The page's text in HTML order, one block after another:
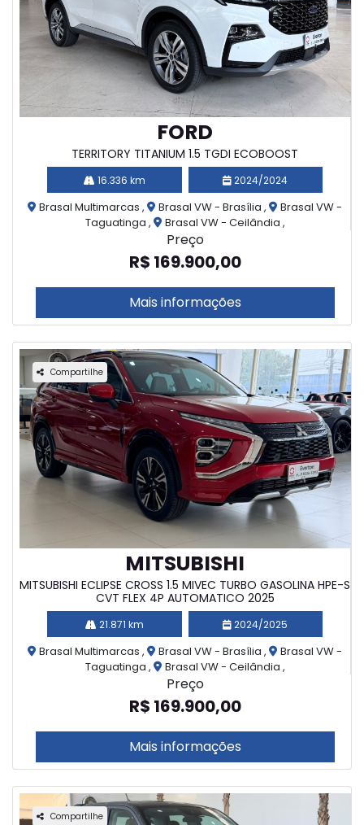
FORD
TERRITORY TITANIUM 1.5 TGDI ECOBOOST
16.336 km 2024/2024
Brasal Multimarcas , Brasal VW - Brasília ,
Brasal VW -
Taguatinga ,
Brasal VW - Ceilândia ,
Preço
R$ 169.900,00
Mais informações
Compartilhe
MITSUBISHI
MITSUBISHI ECLIPSE CROSS 1.5 MIVEC TURBO GASOLINA HPE-S
CVT FLEX 4P AUTOMATICO 2025
21.871 km 2024/2025
Brasal Multimarcas , Brasal VW - Brasília ,
Brasal VW -
Taguatinga ,
Brasal VW - Ceilândia ,
Preço
R$ 169.900,00
Mais informações
Compartilhe